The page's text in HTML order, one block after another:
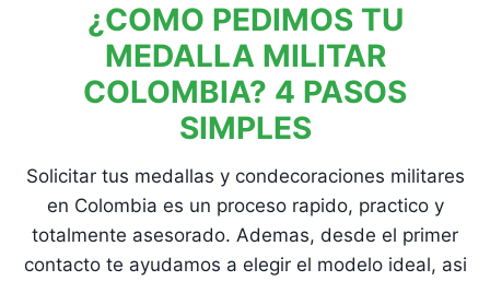
¿COMO PEDIMOS TU
MEDALLA MILITAR
COLOMBIA? 4 PASOS
SIMPLES
Solicitar tus medallas y condecoraciones militares
en Colombia es un proceso rapido, practico y
totalmente asesorado. Ademas, desde el primer
contacto te ayudamos a elegir el modelo ideal, asi